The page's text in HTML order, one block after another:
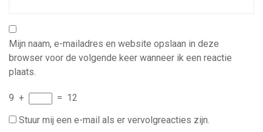
Mijn naam, e-mailadres en website opslaan in deze
browser voor de volgende keer wanneer ik een reactie
plaats.
9 + = 12
Stuur mij een e-mail als er vervolgreacties zijn.